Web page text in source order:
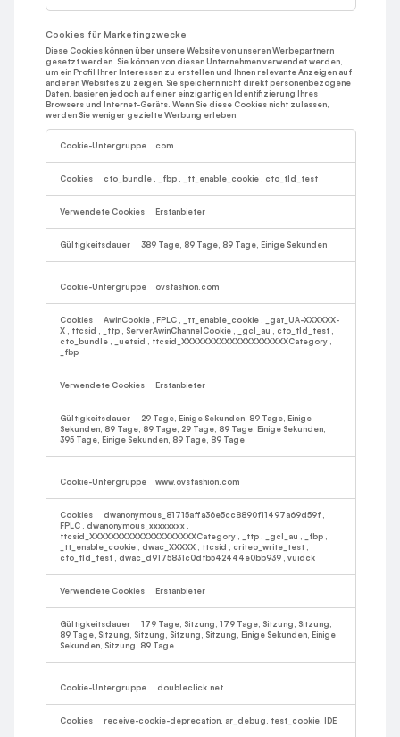
Cookies für Marketingzwecke
Diese Cookies können über unsere Website von unseren Werbepartnern
gesetzt werden. Sie können von diesen Unternehmen verwendet werden,
um ein Profil Ihrer Interessen zu erstellen und Ihnen relevante Anzeigen auf
anderen Websites zu zeigen. Sie speichern nicht direkt personenbezogene
Daten, basieren jedoch auf einer einzigartigen Identifizierung Ihres
Browsers und Internet-Geräts. Wenn Sie diese Cookies nicht zulassen,
werden Sie weniger gezielte Werbung erleben.
Cookies
com
cto_bundle _fbp _tt_enable_cookie cto_tld_test
Erstanbieter
389 Tage, 89 Tage, 89 Tage, Einige Sekunden
ovsfashion.com
AwinCookie FPLC _tt_enable_cookie
_gat_UA-XXXXXX-
X
ttcsid _ttp ServerAwinChannelCookie _gcl_au cto_tld_test
cto_bundle
_uetsid ttcsid_XXXXXXXXXXXXXXXXXXXXCategory
_fbp
Erstanbieter
29 Tage, Einige Sekunden, 89 Tage, Einige
Sekunden, 89 Tage, 89 Tage, 29 Tage, 89 Tage, Einige Sekunden,
395 Tage, Einige Sekunden, 89 Tage, 89 Tage
www.ovsfashion.com
dwanonymous_81715affa36e5cc8890f11497a69d59f
FPLC
dwanonymous_xxxxxxxx
ttcsid_XXXXXXXXXXXXXXXXXXXXCategory
_ttp _gcl_au _fbp
_tt_enable_cookie
dwac_XXXXX ttcsid criteo_write_test
cto_tld_test
dwac_d9175831c0dfb542444e0bb939 ,vuidck
Erstanbieter
179 Tage, Sitzung, 179 Tage, Sitzung, Sitzung,
89 Tage, Sitzung, Sitzung, Sitzung, Sitzung, Einige Sekunden, Einige
Sekunden, Sitzung, 89 Tage
doubleclick.net
receive-cookie-deprecation, ar_debug, test_cookie, IDE